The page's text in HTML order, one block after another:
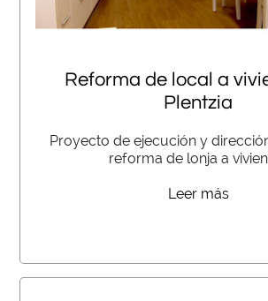
Reforma de local a
Plentzia
Proyecto de ejecución y
reforma de lonja a
Leer más